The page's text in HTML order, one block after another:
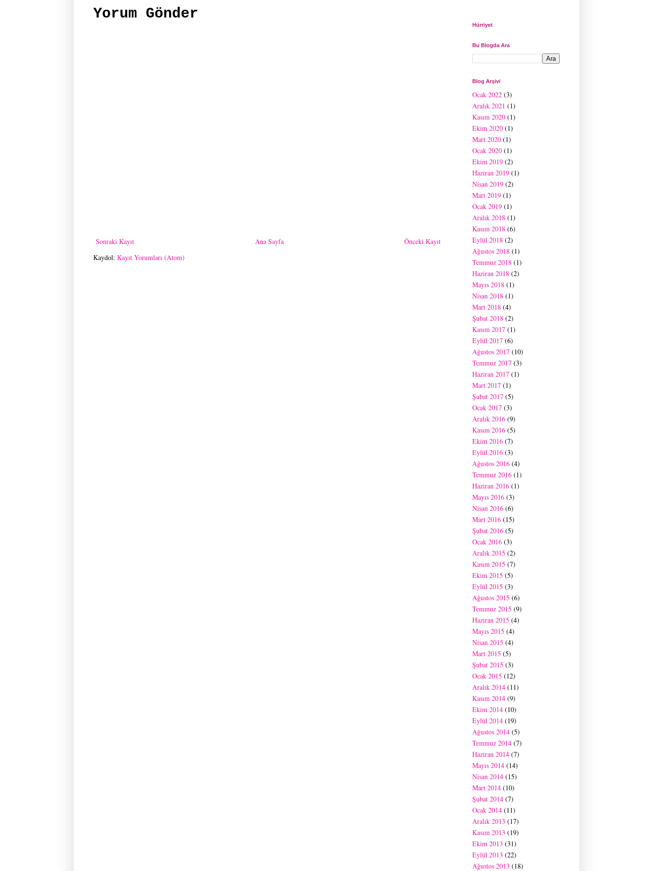
Yorum Gönder
Sonraki Kayıt Önceki Kayıt
Ana Sayfa
Kaydol: Kayıt Yorumları (Atom)
Hürriyet
Bu Blogda Ara
Blog Arşivi
Ocak 2022 (3)
Aralık 2021 (1)
Kasım 2020 (1)
Ekim 2020 (1)
Mart 2020 (1)
Ocak 2020 (1)
Ekim 2019 (2)
Haziran 2019 (1)
Nisan 2019 (2)
Mart 2019 (1)
Ocak 2019 (1)
Aralık 2018 (1)
Kasım 2018 (6)
Eylül 2018 (2)
Ağustos 2018 (1)
Temmuz 2018 (1)
Haziran 2018 (2)
Mayıs 2018 (1)
Nisan 2018 (1)
Mart 2018 (4)
Şubat 2018 (2)
Kasım 2017 (1)
Eylül 2017 (6)
Ağustos 2017 (10)
Temmuz 2017 (3)
Haziran 2017 (1)
Mart 2017 (1)
Şubat 2017 (5)
Ocak 2017 (3)
Aralık 2016 (9)
Kasım 2016 (5)
Ekim 2016 (7)
Eylül 2016 (3)
Ağustos 2016 (4)
Temmuz 2016 (1)
Haziran 2016 (1)
Mayıs 2016 (3)
Nisan 2016 (6)
Mart 2016 (15)
Şubat 2016 (5)
Ocak 2016 (3)
Aralık 2015 (2)
Kasım 2015 (7)
Ekim 2015 (5)
Eylül 2015 (3)
Ağustos 2015 (6)
Temmuz 2015 (9)
Haziran 2015 (4)
Mayıs 2015 (4)
Nisan 2015 (4)
Mart 2015 (5)
Şubat 2015 (3)
Ocak 2015 (12)
Aralık 2014 (11)
Kasım 2014 (9)
Ekim 2014 (10)
Eylül 2014 (19)
Ağustos 2014 (5)
Temmuz 2014 (7)
Haziran 2014 (7)
Mayıs 2014 (14)
Nisan 2014 (15)
Mart 2014 (10)
Şubat 2014 (7)
Ocak 2014 (11)
Aralık 2013 (17)
Kasım 2013 (19)
Ekim 2013 (31)
Eylül 2013 (22)
Ağustos 2013 (18)